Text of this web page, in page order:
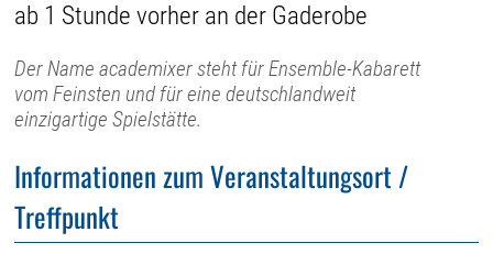
ab 1 Stunde vorher an der Gaderobe
Der Name academixer steht für Ensemble-Kabarett
vom Feinsten und für eine deutschlandweit
einzigartige Spielstätte.
Informationen zum Veranstaltungsort /
Treffpunkt